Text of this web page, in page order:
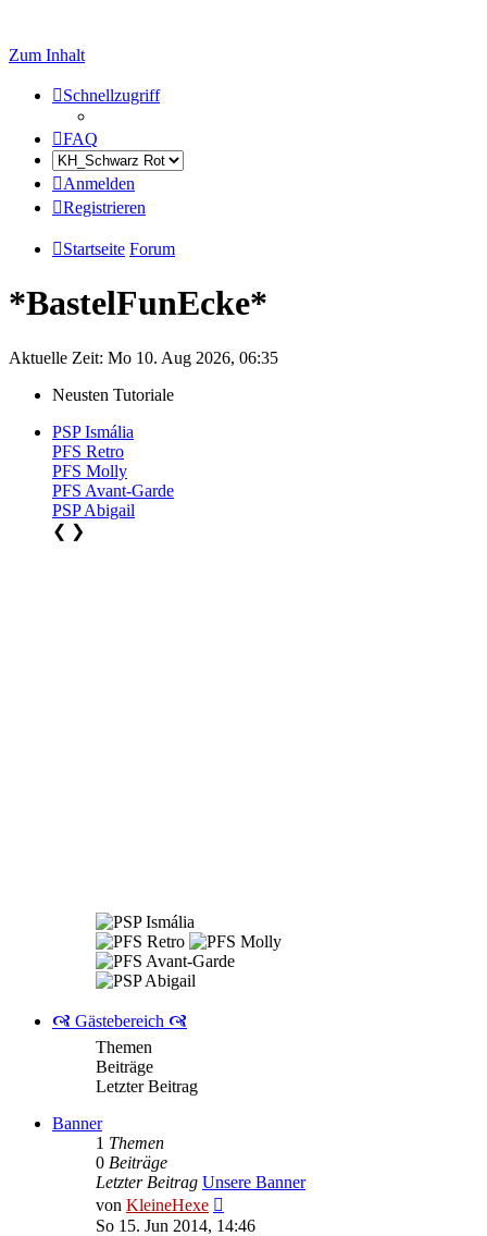
Zum Inhalt
Schnellzugriff
FAQ
Anmelden
Registrieren
Startseite Forum
*BastelFunEcke*
Aktuelle Zeit: Mo 10. Aug 2026, 06:35
Neusten Tutoriale
PSP Ismália
PFS Retro
PFS Molly
PFS Avant-Garde
PSP Abigail
❮ ❯
🙧 Gästebereich 🙧
Themen
Beiträge
Letzter Beitrag
Banner
1 Themen
0 Beiträge
Letzter Beitrag Unsere Banner
von KleineHexe
Beitrag
So 15. Jun 2014, 14:46